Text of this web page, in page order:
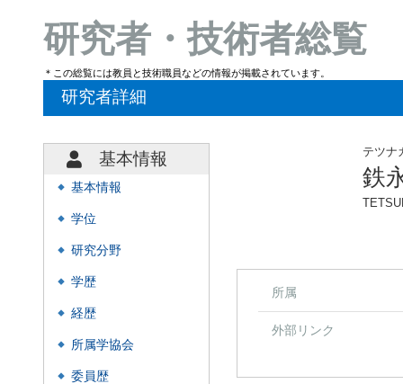
研究者・技術者総覧
＊この総覧には教員と技術職員などの情報が掲載されています。
研究者詳細
基本情報
◆ 基本情報
◆ 学位
◆ 研究分野
◆ 学歴
◆ 経歴
◆ 所属学協会
◆ 委員歴
テツナ
鉄
所属
外部リンク